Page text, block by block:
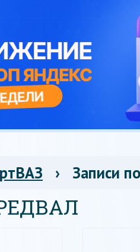
› Записи